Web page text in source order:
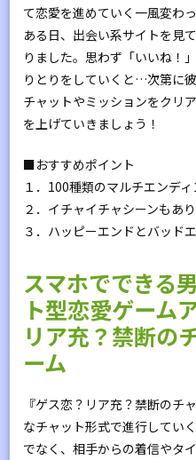
て恋愛を進めていく一風変わ
ある日、出会い系サイトを見
りました。思わず「いいね！
りとりをしていくと…次第に
チャットやミッションをクリ
を上げていきましょう！
■おすすめポイント
１．100種類のマルチエンデ
２．イチャイチャシーンもあり
３．ハッピーエンドとバッド
スマホでできる
ト型恋愛ゲーム
リア充？禁断の
ーム
『ゲス恋？リア充？禁断のチ
なチャット形式で進行してい
でなく、相手からの着信やタ